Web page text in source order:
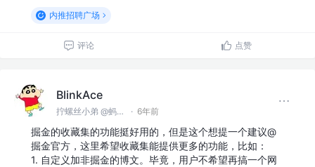
内推招聘广场
评论 点赞
BlinkAce
拧螺丝小弟 @蚂蚁集团 · 6年前
掘金的收藏集的功能挺好用的，但是这个想提一个建议@
掘金官方，这里希望收藏集能提供更多的功能，比如：
1. 自定义加非掘金的博文。毕竟，用户不希望再搞一个网